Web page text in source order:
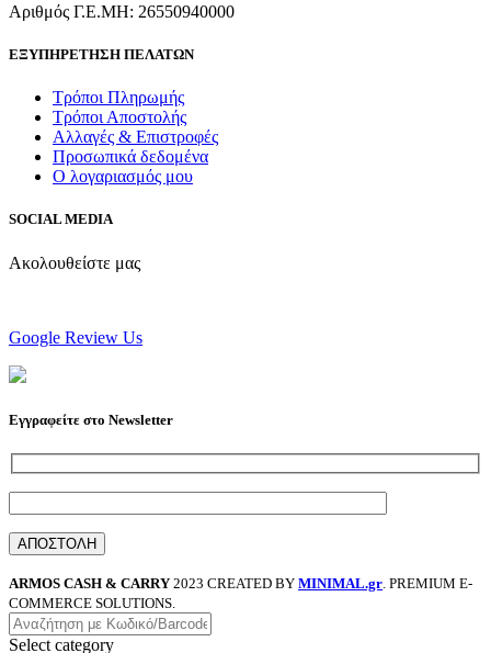
Αριθμός Γ.Ε.ΜΗ: 26550940000
ΕΞΥΠΗΡΕΤΗΣΗ ΠΕΛΑΤΩΝ
Τρόποι Πληρωμής
Τρόποι Αποστολής
Αλλαγές & Επιστροφές
Προσωπικά δεδομένα
Ο λογαριασμός μου
SOCIAL MEDIA
Ακολουθείστε μας
Google Review Us
Εγγραφείτε στο Newsletter
ARMOS CASH & CARRY 2023 CREATED BY MINIMAL.gr. PREMIUM E-
COMMERCE SOLUTIONS.
Select category